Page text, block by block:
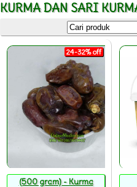
KURMA DAN SARI
24-32% off
(500 gram) - Kurma